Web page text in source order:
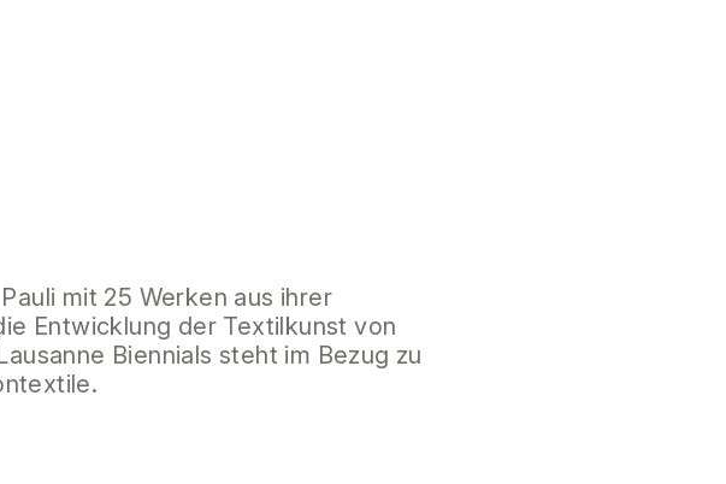
mit 25 Werken aus ihrer
Entwicklung der Textilkunst von
Biennials steht im Bezug zu